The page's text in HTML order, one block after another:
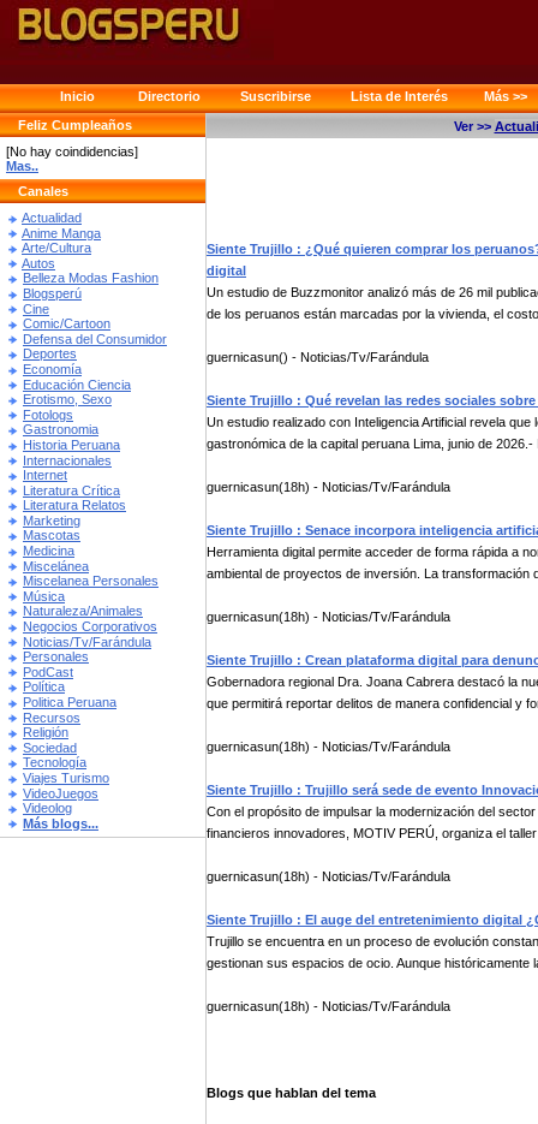
Inicio Directorio Suscribirse Lista de Interés
Más >>
Feliz Cumpleaños
[No hay coindidencias]
Mas..
Canales
Actualidad
Anime Manga
Arte/Cultura
Autos
Belleza Modas Fashion
Blogsperú
Cine
Comic/Cartoon
Defensa del Consumidor
Deportes
Economía
Educación Ciencia
Erotismo, Sexo
Fotologs
Gastronomia
Historia Peruana
Internacionales
Internet
Literatura Crítica
Literatura Relatos
Marketing
Mascotas
Medicina
Miscelánea
Miscelanea Personales
Música
Naturaleza/Animales
Negocios Corporativos
Noticias/Tv/Farándula
Personales
PodCast
Política
Politica Peruana
Recursos
Religión
Sociedad
Tecnología
Viajes Turismo
VideoJuegos
Videolog
Más blogs...
Ver >>
Siente Trujillo : ¿Qué quieren comprar los
digital
Un estudio de Buzzmonitor analizó más de 26 mil
de los peruanos están marcadas por la vivienda, el
guernicasun() - Noticias/Tv/Farándula
Siente Trujillo : Qué revelan las redes sociales
Un estudio realizado con Inteligencia Artificial revela
gastronómica de la capital peruana Lima, junio de 2026.-
guernicasun(18h) - Noticias/Tv/Farándula
Siente Trujillo : Senace incorpora inteligencia
Herramienta digital permite acceder de forma rápida a
ambiental de proyectos de inversión. La transformación
guernicasun(18h) - Noticias/Tv/Farándula
Siente Trujillo : Crean plataforma digital para
Gobernadora regional Dra. Joana Cabrera destacó la
que permitirá reportar delitos de manera confidencial y
guernicasun(18h) - Noticias/Tv/Farándula
Siente Trujillo : Trujillo será sede de evento
Con el propósito de impulsar la modernización del
financieros innovadores, MOTIV PERÚ, organiza el
guernicasun(18h) - Noticias/Tv/Farándula
Siente Trujillo : El auge del entretenimiento digital
Trujillo se encuentra en un proceso de evolución
gestionan sus espacios de ocio. Aunque históricamente
guernicasun(18h) - Noticias/Tv/Farándula
Blogs que hablan del tema